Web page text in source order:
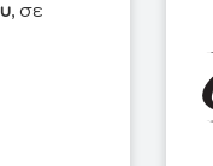
, σε